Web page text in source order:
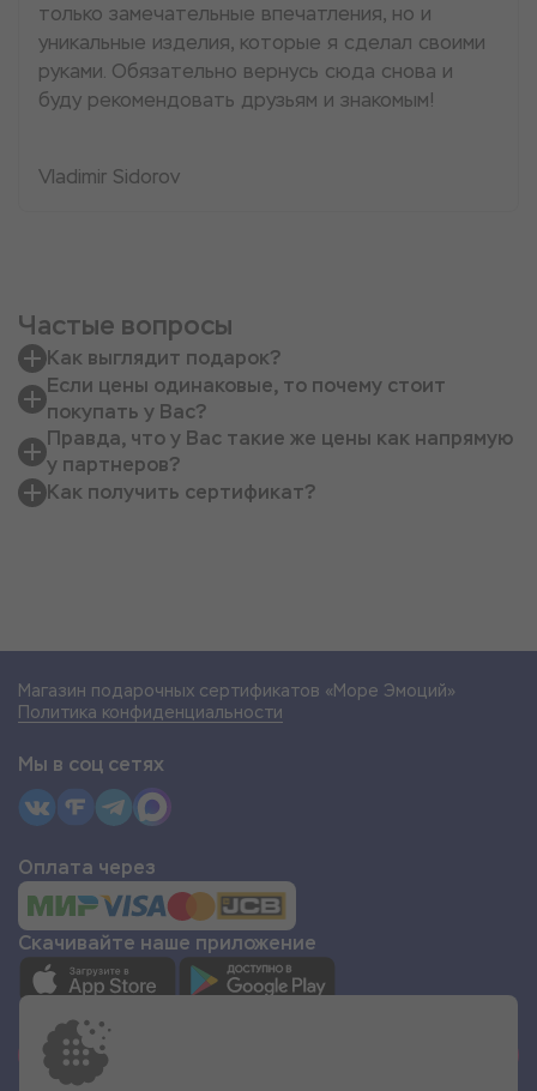
только замечательные впечатления, но и
уникальные изделия, которые я сделал своими
руками. Обязательно вернусь сюда снова и
буду рекомендовать друзьям и знакомым!
Vladimir Sidorov
Частые вопросы
Как выглядит подарок?
Если цены одинаковые, то почему стоит
покупать у Вас?
Правда, что у Вас такие же цены как напрямую
у партнеров?
Как получить сертификат?
Магазин подарочных сертификатов «Море Эмоций»
Политика конфиденциальности
Мы в соц сетях
Оплата через
Скачивайте наше приложение